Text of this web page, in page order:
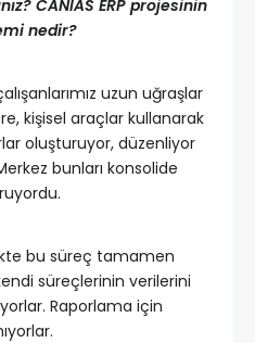
CANIAS ERP projesinin
nedir?
uzun uğraşlar
kişisel araçlar kullanarak
oluşturuyor, düzenliyor
bunları konsolide
bu süreç tamamen
süreçlerinin verilerini
Raporlama için